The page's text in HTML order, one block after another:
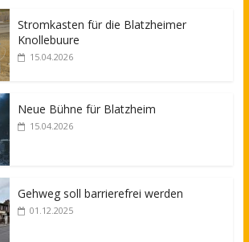
Stromkasten für die Blatzheimer
Knollebuure
15.04.2026
Neue Bühne für Blatzheim
15.04.2026
Gehweg soll barrierefrei werden
01.12.2025